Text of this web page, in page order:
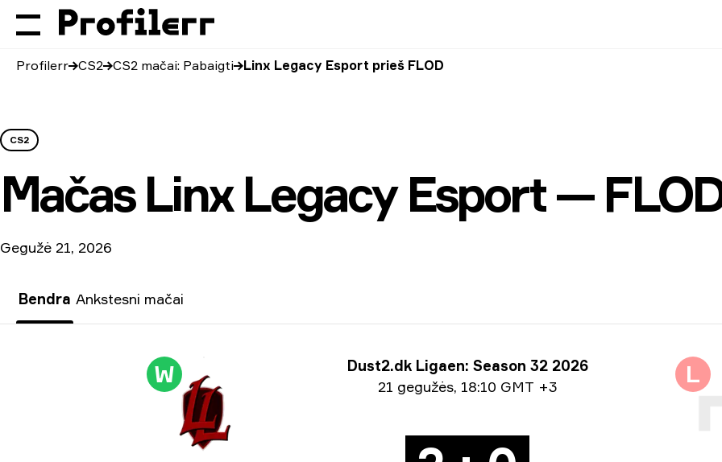
Profilerr CS2 CS2 mačai: Pabaigti Linx Legacy Esport prieš FLOD
CS2
Mačas Linx Legacy Esport —
Gegužė 21, 2026
Bendra Ankstesni mačai
Turnyro informacija
Dust2.dk Ligaen: Season 32 2026
Informacija apie datą
21 gegužės, 18:10 GMT +3
W L